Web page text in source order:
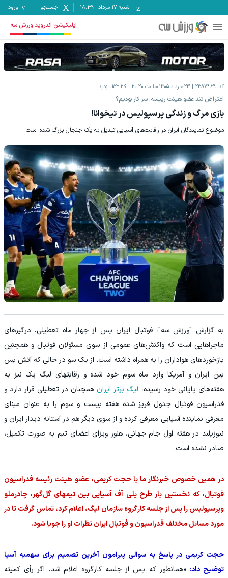
شنبه ۱۷ مرداد -
18:39 جستجو ورود
اپلیکیشن اندروید ورزش سه
کد: 2387469 23 خرداد 1405 ساعت 20:20 153.2K بازدید
اعتراض تند عضو هیئت رییسه: سر کار بودیم؟
بازی مرگ و زندگی پرسپولیس در تیخوانا!
موضوع نمایندگان ایران در رقابت‌های آسیایی تبدیل به یک جنجال بزرگ شده است.
به گزارش "ورزش سه"، فوتبال ایران پس از چهار ماه تعطیلی، درگیرهای
ماجراهایی است که واکنش‌های عمومی از سوی مسئولان فوتبال و همچنین
بازخوردهای هواداران را به همراه داشته است. از یک سو در حالی که آتش بس
بین ایران و آمریکا وارد ماه سوم خود شده و رقابتهای لیگ یک نیز به
هفته‌های پایانی خود رسیده، لیگ برتر ایران همچنان در تعطیلی قرار دارد و
فدراسیون فوتبال جدول فریز شده هفته بیست و سوم را به عنوان مبنای
معرفی نماینده آسیایی معرفی کرده و از سوی دیگر هم در آستانه دیدار ایران و
نیوزیلند در هفته اول جام جهانی، هنوز ویزای اعضای تیم به صورت تکمیل،
صادر نشده است.
در همین خصوص خبرنگار ما با حجت کریمی، عضو هیئت رئیسه فدراسیون
فوتبال، که نخستین بار طرح پلی آف آسیایی بین تیمهای گل‌گهر، چادرملو
وپرسپولیس را پس از جلسه کارگروه سازمان لیگ، اعلام کرد، تماس گرفت تا در
مورد مسائل مختلف فدراسیون و فوتبال ایران نظرات او را جویا شود.
حجت کریمی در پاسخ به سوالی پیرامون آخرین تصمیم برای سهمیه آسیا
توضیح داد: «همانطور که پس از جلسه کارگروه اعلام شد، اگر رأی کمیته